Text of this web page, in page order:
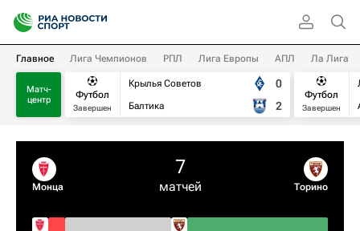
Главное Лига Чемпионов РПЛ Лига Европы АПЛ Ла Лига
Матч-
центр
Футбол
Завершен
Крылья Советов
Балтика
0
2
Футбол
Завершен
Монца
7
матчей Торино